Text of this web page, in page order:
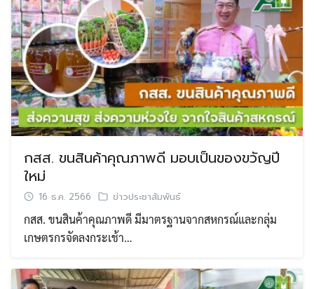
กสส. ขนสินค้าคุณภาพดี มอบเป็นของขวัญปี
ใหม่
16 ธ.ค. 2566 ข่าวประชาสัมพันธ์
กสส. ขนสินค้าคุณภาพดี มีมาตรฐานจากสหกรณ์และกลุ่ม
เกษตรกรจัดลงกระเช้า…